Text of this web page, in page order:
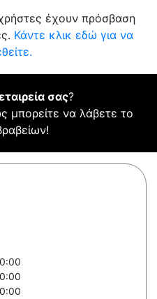
έχουν πρόσβαση
Κάντε κλικ εδώ για να
σας?
μπορείτε να λάβετε το